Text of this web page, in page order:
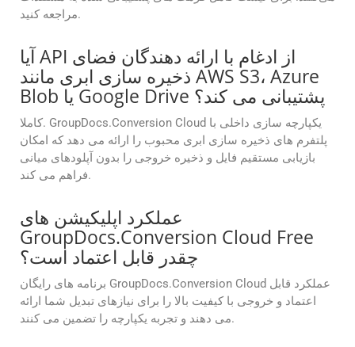
مراجعه کنید.
آیا API از ادغام با ارائه دهندگان فضای
ذخیره سازی ابری مانند AWS S3، Azure
Blob یا Google Drive پشتیبانی می کند؟
کاملا. GroupDocs.Conversion Cloud یکپارچه سازی داخلی با
پلتفرم های ذخیره سازی ابری محبوب را ارائه می دهد که امکان
بازیابی مستقیم فایل و ذخیره خروجی را بدون آپلودهای میانی
فراهم می کند.
عملکرد اپلیکیشن های
GroupDocs.Conversion Cloud Free
چقدر قابل اعتماد است؟
برنامه های رایگان GroupDocs.Conversion Cloud عملکرد قابل
اعتماد و خروجی با کیفیت بالا را برای نیازهای تبدیل شما ارائه
می دهند و تجربه یکپارچه را تضمین می کنند.